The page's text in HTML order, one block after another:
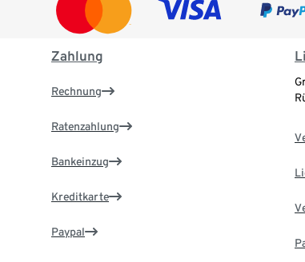
Zahlung
Rechnung
Ratenzahlung
Bankeinzug
Kreditkarte
Paypal